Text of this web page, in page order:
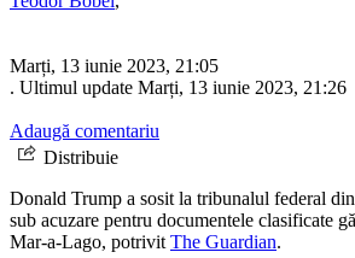
Marți, 13 iunie 2023, 21:05
. Ultimul update Marți, 13 iunie 2023, 21:26
Adaugă comentariu
Distribuie
Donald Trump a sosit la tribunalul federal
sub acuzare pentru documentele clasificate
Mar-a-Lago, potrivit The Guardian.